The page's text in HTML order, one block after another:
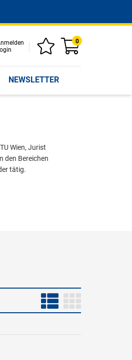
0
NEWSLETTER
Wien, Jurist
den Bereichen
tätig.